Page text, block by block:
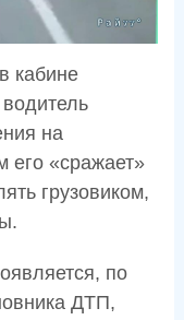
кабине
на
его «сражает»
грузовиком,
по
ДТП,